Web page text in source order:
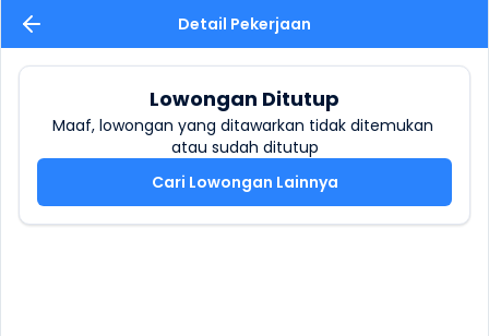
Detail Pekerjaan
Lowongan Ditutup
Maaf, lowongan yang ditawarkan tidak ditemukan
atau sudah ditutup
Cari Lowongan Lainnya